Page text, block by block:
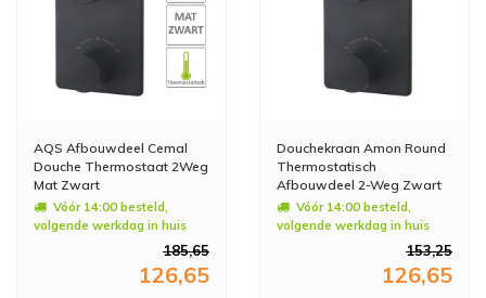
AQS Afbouwdeel Cemal
Douche Thermostaat 2Weg
Mat Zwart
Vóór 14:00 besteld,
volgende werkdag in huis
185,65
126,65
Douchekraan Amon Round
Thermostatisch
Afbouwdeel 2-Weg Zwart
Vóór 14:00 besteld,
volgende werkdag in huis
153,25
126,65